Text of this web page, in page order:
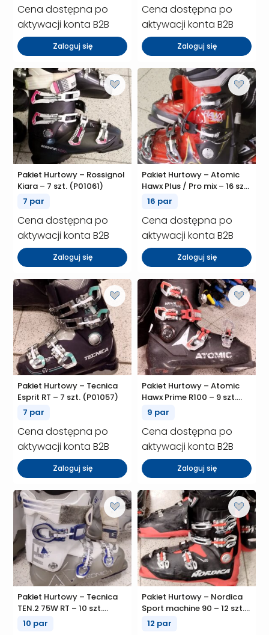
Cena dostępna po
aktywacji konta B2B
Zaloguj się
Cena dostępna po
aktywacji konta B2B
Zaloguj się
Pakiet Hurtowy – Rossignol
Kiara – 7 szt. (P01061)
7 par
Cena dostępna po
aktywacji konta B2B
Zaloguj się
Pakiet Hurtowy – Atomic
Hawx Plus / Pro mix – 16 szt.
(P01058)
16 par
Cena dostępna po
aktywacji konta B2B
Zaloguj się
Pakiet Hurtowy – Tecnica
Esprit RT – 7 szt. (P01057)
7 par
Cena dostępna po
aktywacji konta B2B
Zaloguj się
Pakiet Hurtowy – Atomic
Hawx Prime R100 – 9 szt.
(P01028)
9 par
Cena dostępna po
aktywacji konta B2B
Zaloguj się
Pakiet Hurtowy – Tecnica
TEN.2 75W RT – 10 szt.
(P01016)
10 par
Pakiet Hurtowy – Nordica
Sport machine 90 – 12 szt.
(P01013)
12 par